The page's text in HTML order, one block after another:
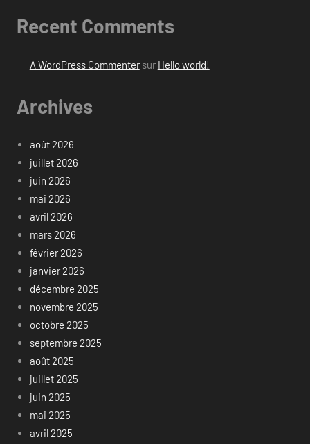
Recent Comments
A WordPress Commentersur Hello world!
Archives
août 2026
juillet 2026
juin 2026
mai 2026
avril 2026
mars 2026
février 2026
janvier 2026
décembre 2025
novembre 2025
octobre 2025
septembre 2025
août 2025
juillet 2025
juin 2025
mai 2025
avril 2025